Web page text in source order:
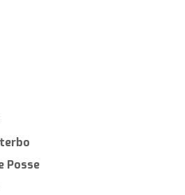
Posse